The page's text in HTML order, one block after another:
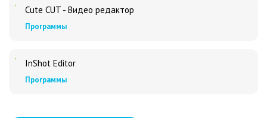
Cute CUT - Видео редактор
Программы
InShot Editor
Программы